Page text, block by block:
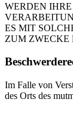
WERDEN
ES MIT
ZUM ZWECKE
Im Falle von
des Orts des